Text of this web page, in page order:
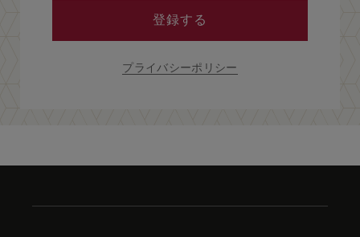
登録する
プライバシーポリシー